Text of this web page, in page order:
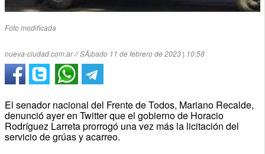
Foto modificada
nueva-ciudad.com.ar // SÃ¡bado 11 de febrero de 2023 | 10:58
El senador nacional del Frente de Todos, Mariano Recalde,
denunció ayer en Twitter que el gobierno de Horacio
Rodríguez Larreta prorrogó una vez más la licitación del
servicio de grúas y acarreo.